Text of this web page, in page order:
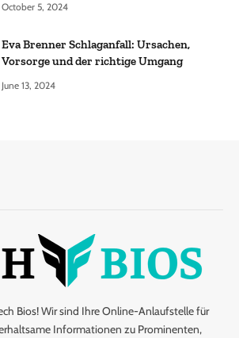
October 5, 2024
Eva Brenner Schlaganfall: Ursachen,
Vorsorge und der richtige Umgang
June 13, 2024
Bios! Wir sind Ihre Online-Anlaufstelle für
Informationen zu Prominenten,